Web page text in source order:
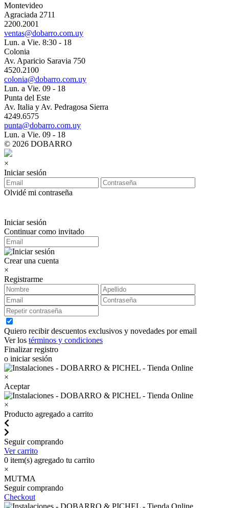
Montevideo
Agraciada 2711
2200.2001
ventas@dobarro.com.uy
Lun. a Vie. 8:30 - 18
Colonia
Av. Aparicio Saravia 750
4520.2100
colonia@dobarro.com.uy
Lun. a Vie. 09 - 18
Punta del Este
Av. Italia y Av. Pedragosa Sierra
4249.6575
punta@dobarro.com.uy
Lun. a Vie. 09 - 18
© 2026 DOBARRO
×
Iniciar sesión
Olvidé mi contraseña
Iniciar sesión
Continuar como invitado
Crear una cuenta
×
Registrarme
Quiero recibir descuentos exclusivos y novedades por email
Ver los términos y condiciones
Finalizar registro
o iniciar sesión
×
Aceptar
×
Producto agregado a carrito
Seguir comprando
Ver carrito
0 item(s) agregado tu carrito
×
MUTMA
Seguir comprando
Checkout